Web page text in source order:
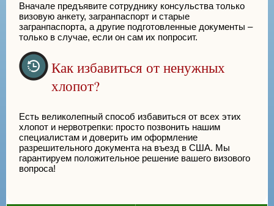
Вначале предъявите сотруднику консульства только
визовую анкету, загранпаспорт и старые
загранпаспорта, а другие подготовленные документы –
только в случае, если он сам их попросит.
Как избавиться от ненужных
хлопот?
Есть великолепный способ избавиться от всех этих
хлопот и нервотрепки: просто позвонить нашим
специалистам и доверить им оформление
разрешительного документа на въезд в США. Мы
гарантируем положительное решение вашего визового
вопроса!